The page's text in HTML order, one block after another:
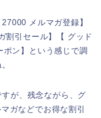
メルマガ登録】
割引セール】【 グッド
ン】という感じで調
が、残念ながら、グ
ガなどでお得な割引